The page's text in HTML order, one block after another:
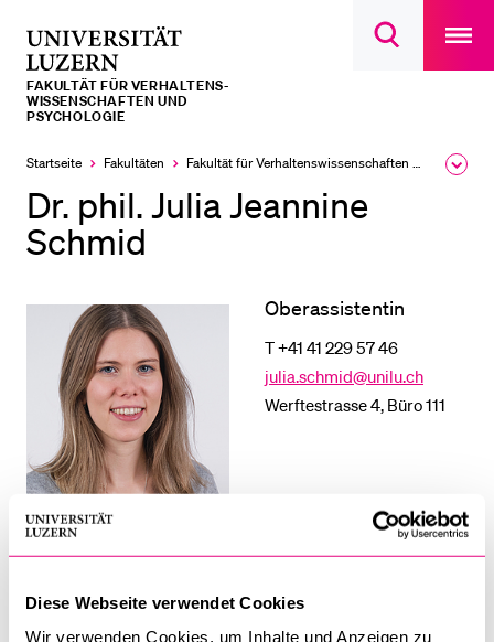
Diese Webseite verwendet Cookies
Wir verwenden Cookies, um Inhalte und Anzeigen zu
Suchdialog
main
FAKULTÄT FÜR VERHALTENS-
WISSENSCHAFTEN UND
PSYCHOLOGIE
Startseite Fakultäten Fakultät für Verhaltens­wissen­schaften und Psychologie
Dr. phil. Julia Jeannine
Schmid
Oberassistentin
T +41 41 229 57 46
julia.schmid@unilu.ch
Werftestrasse 4, Büro 111
CV Publikationen Projekte
LETZTE SUCHEN
Sie haben noch keine Suche getätigt.
Schulklassen und Lehrpersonen
Studien­interessierte
Forschende
Mitarbeitende
Alumni
Stellensuchende
Förderer
Medien
BELIEBTE INHALTE
Vorlesungsverzeichnis
Bibliothek